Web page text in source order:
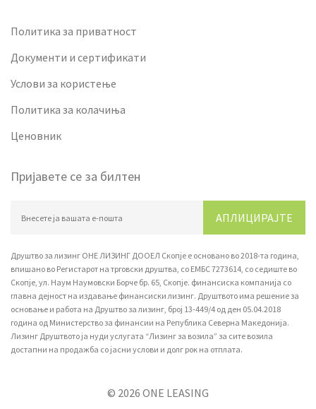
Политика за приватност
Документи и сертификати
Услови за користење
Политика за колачиња
Ценовник
Пријавете се за билтен
АПЛИЦИРАЈТЕ
Друштво за лизинг ОНЕ ЛИЗИНГ ДООЕЛ Скопје е основано во 2018-та година,
впишано вo Регистарот на трговски друштва, со ЕМБС 7273614, со седиште во
Скопје, ул. Наум Наумовски Борче бр. 65, Скопје. финансиска компанија со
главна дејност на издавање финансиски лизинг. Друштвото има решение за
основање и работа на Друштво за лизинг, број 13-449/4 од ден 05.04.2018
година од Министерство за финансии на Република Северна Македонија.
Лизинг Друштвото ја нуди услугата “Лизинг за возила” за сите возила
достапни на продажба со јасни услови и долг рок на отплата.
© 2026 ONE LEASING